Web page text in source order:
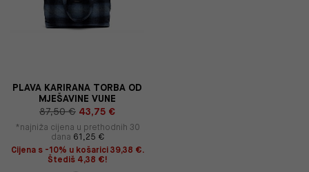
PLAVA KARIRANA TORBA OD
MJEŠAVINE VUNE
87,50 € 43,75 €
*najniža cijena u prethodnih 30
dana 61,25 €
Cijena s -10% u košarici 39,38 €.
Štediš 4,38 €!